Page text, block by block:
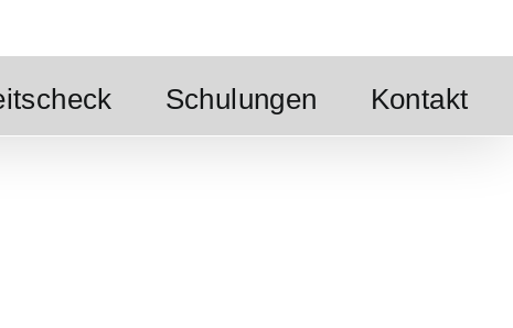
Schulungen Kontakt